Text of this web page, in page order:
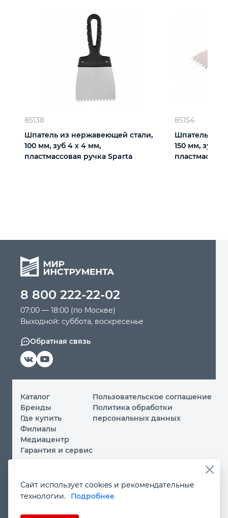
85138
Шпатель из нержавеющей стали,
100 мм, зуб 4 х 4 мм,
пластмассовая ручка Sparta
85154
Шпатель из
150 мм, зуб 4
8 800 222-22-02
07:00 — 18:00 (по Москве)
Выходной: суббота, воскресенье
Обратная связь
Каталог
Бренды
Где купить
Филиалы
Медиацентр
Гарантия и сервис
Пользовательское соглашение
Политика обработки
персональных данных
Вы принимаете условияполитики обработки
персональных данныхипользовательского соглашения
данные в любой форме на сайте
Сайт использует cookies и рекомендательные
технологии.
Подробнее